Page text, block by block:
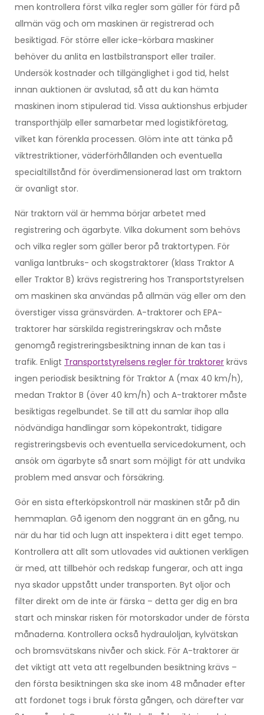
men kontrollera först vilka regler som gäller för färd på
allmän väg och om maskinen är registrerad och
besiktigad. För större eller icke-körbara maskiner
behöver du anlita en lastbilstransport eller trailer.
Undersök kostnader och tillgänglighet i god tid, helst
innan auktionen är avslutad, så att du kan hämta
maskinen inom stipulerad tid. Vissa auktionshus erbjuder
transporthjälp eller samarbetar med logistikföretag,
vilket kan förenkla processen. Glöm inte att tänka på
viktrestriktioner, väderförhållanden och eventuella
specialtillstånd för överdimensionerad last om traktorn
är ovanligt stor.
När traktorn väl är hemma börjar arbetet med
registrering och ägarbyte. Vilka dokument som behövs
och vilka regler som gäller beror på traktortypen. För
vanliga lantbruks- och skogstraktorer (klass Traktor A
eller Traktor B) krävs registrering hos Transportstyrelsen
om maskinen ska användas på allmän väg eller om den
överstiger vissa gränsvärden. A-traktorer och EPA-
traktorer har särskilda registreringskrav och måste
genomgå registreringsbesiktning innan de kan tas i
trafik. Enligt Transportstyrelsens regler för traktorer krävs
ingen periodisk besiktning för Traktor A (max 40 km/h),
medan Traktor B (över 40 km/h) och A-traktorer måste
besiktigas regelbundet. Se till att du samlar ihop alla
nödvändiga handlingar som köpekontrakt, tidigare
registreringsbevis och eventuella servicedokument, och
ansök om ägarbyte så snart som möjligt för att undvika
problem med ansvar och försäkring.
Gör en sista efterköpskontroll när maskinen står på din
hemmaplan. Gå igenom den noggrant än en gång, nu
när du har tid och lugn att inspektera i ditt eget tempo.
Kontrollera att allt som utlovades vid auktionen verkligen
är med, att tillbehör och redskap fungerar, och att inga
nya skador uppstått under transporten. Byt oljor och
filter direkt om de inte är färska – detta ger dig en bra
start och minskar risken för motorskador under de första
månaderna. Kontrollera också hydrauloljan, kylvätskan
och bromsvätskans nivåer och skick. För A-traktorer är
det viktigt att veta att regelbunden besiktning krävs –
den första besiktningen ska ske inom 48 månader efter
att fordonet togs i bruk första gången, och därefter var